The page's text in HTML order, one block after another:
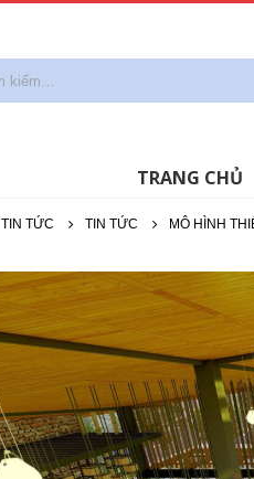
TRANG CHỦ
TIN TỨC TIN TỨC MÔ HÌNH